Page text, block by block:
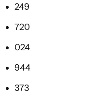
249
720
024
944
373